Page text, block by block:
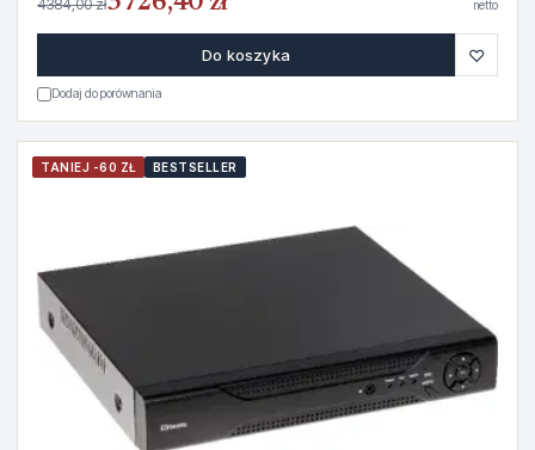
4384,00 zł netto
Do koszyka ♡
Dodaj do porównania
TANIEJ -60 ZŁ BESTSELLER